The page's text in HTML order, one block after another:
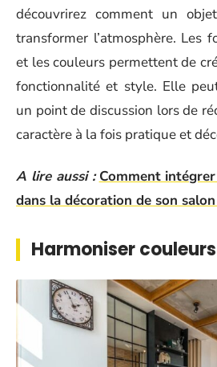
découvrirez comment un
transformer l’atmosphère. Les
et les couleurs permettent de
fonctionnalité et style. Elle
un point de discussion lors de
caractère à la fois pratique et
A lire aussi : Comment
dans la décoration de son
Harmoniser